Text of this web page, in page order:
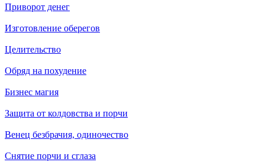
Приворот денег
Изготовление оберегов
Целительство
Обряд на похудение
Бизнес магия
Защита от колдовства и порчи
Венец безбрачия, одиночество
Снятие порчи и сглаза